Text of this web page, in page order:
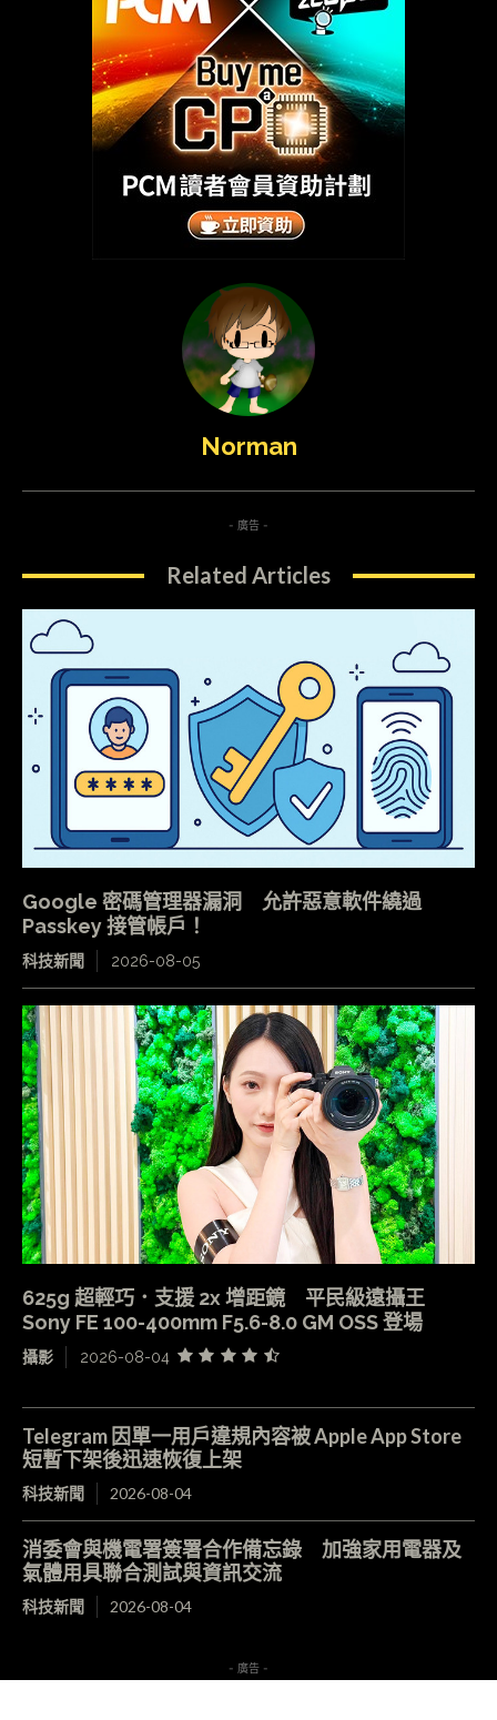
Norman
- 廣告 -
Related Articles
Google 密碼管理器漏洞 允許惡意軟件繞過
Passkey 接管帳戶！
科技新聞 2026-08-05
625g 超輕巧．支援 2x 增距鏡 平民級遠攝王
Sony FE 100-400mm F5.6-8.0 GM OSS 登場
攝影 2026-08-04
Telegram 因單一用戶違規內容被 Apple App Store
短暫下架後迅速恢復上架
科技新聞 2026-08-04
消委會與機電署簽署合作備忘錄 加強家用電器及
氣體用具聯合測試與資訊交流
科技新聞 2026-08-04
- 廣告 -